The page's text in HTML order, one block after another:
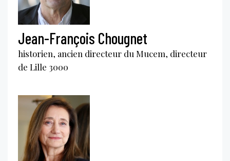
Jean-François Chougnet
historien, ancien directeur du Mucem, directeur
de Lille 3000